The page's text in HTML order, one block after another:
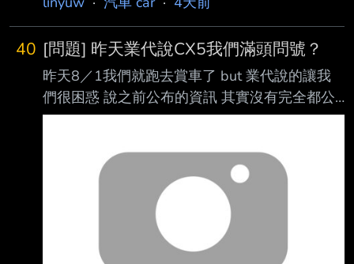
40 [問題] 昨天業代說CX5我們滿頭問號？
昨天8／1我們就跑去賞車了 but 業代說的讓我
們很困惑 說之前公布的資訊 其實沒有完全都公
布 說其實從94萬多（最低階）的 就已經不是
場難以置信所以沒記清楚） 總之沒有2WD
what? 這是真的嗎 都沒聽YT特別講過這件事 --
呃.. 我以為能源局早就測過了欸 soga..